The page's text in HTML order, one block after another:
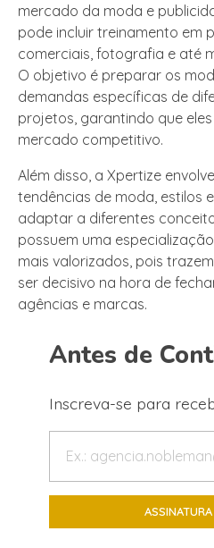
mercado da moda e
pode incluir treinamento em
comerciais, fotografia e até
O objetivo é preparar os
demandas específicas de
projetos, garantindo que
mercado competitivo.
Além disso, a Xpertize
tendências de moda, estilos
adaptar a diferentes
possuem uma
mais valorizados, pois
ser decisivo na hora de
agências e marcas.
Antes de
Inscreva-se para